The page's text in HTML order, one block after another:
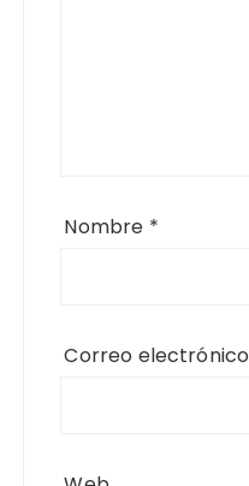
Nombre *
Correo electrónico